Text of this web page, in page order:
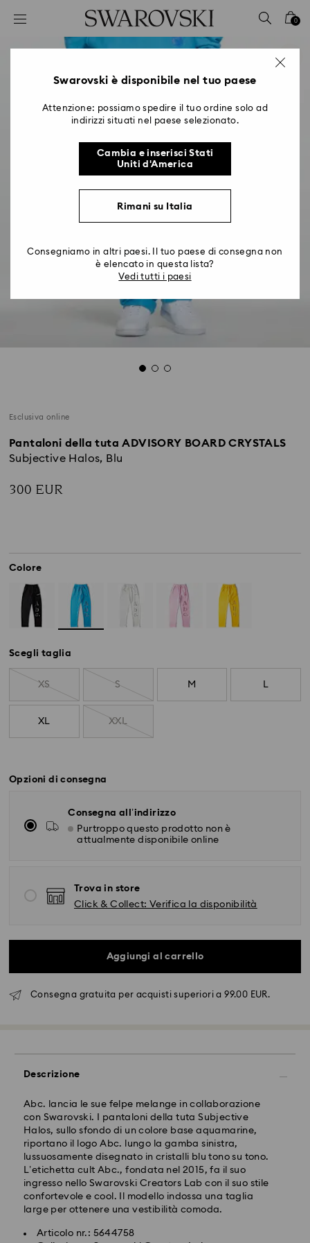
Accesskeys list
0 - Header
2 - Footer
0
Esclusiva online
Pantaloni della tuta ADVISORY BOARD CRYSTALS
Subjective Halos, Blu
300 EUR
Colore
Scegli taglia
XS S M L
XL XXL
Opzioni di consegna
Consegna all’indirizzo
Purtroppo questo prodotto non è
attualmente disponibile online
Trova in store
Click & Collect: Verifica la disponibilità
Aggiungi al carrello
Consegna gratuita per acquisti superiori a 99.00 EUR.
Descrizione
Abc. lancia le sue felpe melange in collaborazione
con Swarovski. I pantaloni della tuta Subjective
Halos, sullo sfondo di un colore base aquamarine,
riportano il logo Abc. lungo la gamba sinistra,
lussuosamente disegnato in cristalli blu tono su tono.
L’etichetta cult Abc., fondata nel 2015, fa il suo
ingresso nello Swarovski Creators Lab con il suo stile
confortevole e cool. Il modello indossa una taglia
large per ottenere una vestibilità comoda.
Articolo nr.: 5644758
Spedizione standard - FedEx
lavorativo.
Tempi di spedizione standard: 2-4 giorni lavorativi
Spedizione gratuita per ordini superiori a: EUR 99
Spedizione espressa - FedEx
Gli ordini inoltrati dal lunedì al venerdì entro le ore
14:30 CET verranno elaborati e spediti lo stesso giorno
lavorativo.
dopo l'elaborazione e spedizione.
essere maneggiato con particolare cura. Per
Swarovski è disponibile nel tuo paese
Attenzione: possiamo spedire il tuo ordine solo ad
indirizzi situati nel paese selezionato.
Cambia e inserisci Stati
Uniti d'America
Rimani su Italia
Consegniamo in altri paesi. Il tuo paese di consegna non
è elencato in questa lista?
Vedi tutti i paesi